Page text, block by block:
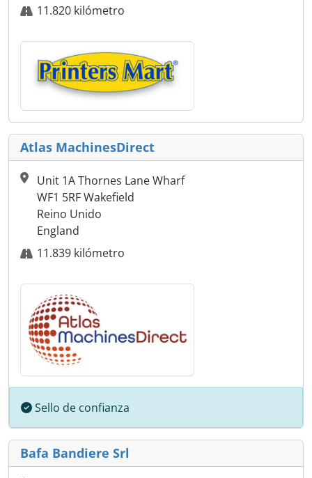
11.820 kilómetro
Atlas MachinesDirect
Unit 1A Thornes Lane Wharf
WF1 5RF Wakefield
Reino Unido
England
11.839 kilómetro
Sello de confianza
Bafa Bandiere Srl